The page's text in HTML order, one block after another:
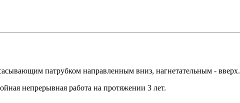
патрубком направленным вниз, нагнетательным - вверх.
непрерывная работа на протяжении 3 лет.